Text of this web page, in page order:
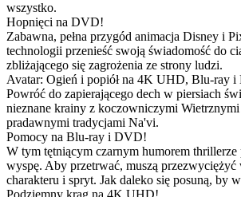
wszystko.
Hopnięci na DVD!
Zabawna, pełna przygód animacja Disney i
technologii przenieść swoją świadomość do
zbliżającego się zagrożenia ze strony ludzi.
Avatar: Ogień i popiół na 4K UHD, Blu-ray
Powróć do zapierającego dech w piersiach
nieznane krainy z koczowniczymi
pradawnymi tradycjami Na'vi.
Pomocy na Blu-ray i DVD!
W tym tętniącym czarnym humorem
wyspę. Aby przetrwać, muszą przezwyciężyć
charakteru i spryt. Jak daleko się posuną, by
Podziemny krąg na 4K UHD!